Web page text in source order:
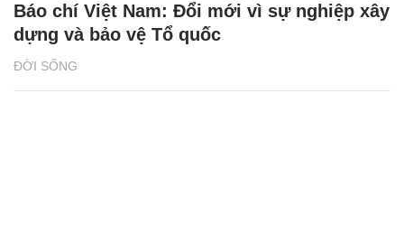
ĐỜI SỐNG
Báo chí Việt Nam: Đổi mới vì sự nghiệp xây
dựng và bảo vệ Tổ quốc